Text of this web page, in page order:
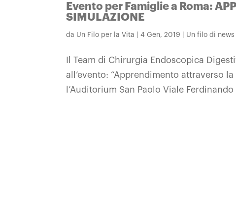
Evento per Famiglie a Roma:
SIMULAZIONE
da Un Filo per la Vita |4 Gen, 2019 Un filo di news
Il Team di Chirurgia Endoscopica
all’evento: “Apprendimento attraverso la
l’Auditorium San Paolo Viale